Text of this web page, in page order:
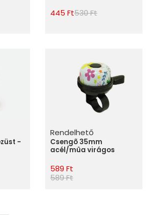
445 Ft530 Ft
-
Rendelhető
Csengõ 35mm
acél/mûa virágos
589 Ft
589 Ft